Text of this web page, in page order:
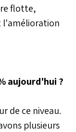
flotte,
l'amélioration
aujourd'hui ?
de ce niveau.
plusieurs